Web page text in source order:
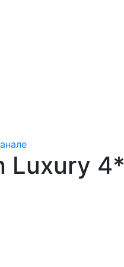
Luxury 4*